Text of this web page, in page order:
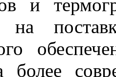
и
на
более